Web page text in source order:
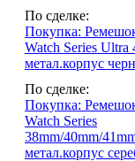
По сделке:
Покупка:
Watch Series Ultra
метал.корпус
По сделке:
Покупка:
Watch Series
38mm/40mm/
метал.корпус